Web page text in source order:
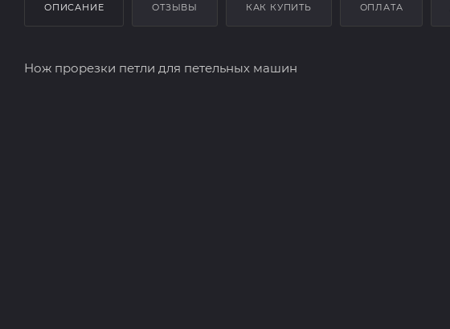
ОПИСАНИЕ ОТЗЫВЫ КАК КУПИТЬ ОПЛАТА
Нож прорезки петли для петельных машин